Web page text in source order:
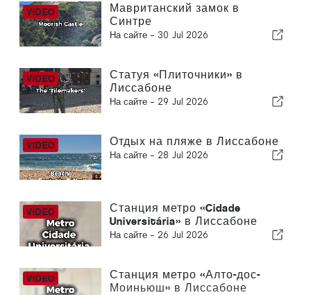
Мавританский замок в
Синтре
На сайте - 30 Jul 2026
Статуя «Плиточники» в
Лиссабоне
На сайте - 29 Jul 2026
Отдых на пляже в Лиссабоне
На сайте - 28 Jul 2026
Станция метро «Cidade
Universitária» в Лиссабоне
На сайте - 26 Jul 2026
Станция метро «Алто-дос-
Моиньюш» в Лиссабоне